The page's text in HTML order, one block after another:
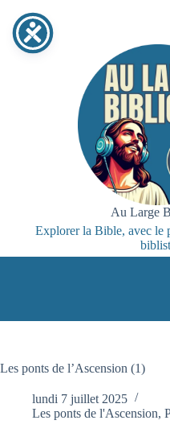
contenu
Au Large
Explorer la Bible, avec le
Les ponts de l’Ascension (1)
lundi 7 juillet 2025
Les ponts de l'Ascension,